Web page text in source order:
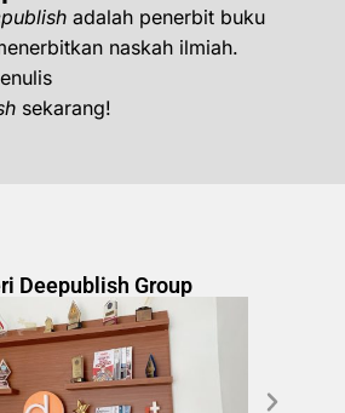
adalah penerbit buku
naskah ilmiah.
sekarang!
Deepublish Group